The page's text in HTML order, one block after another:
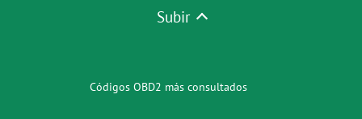
Subir
Códigos OBD2 más consultados